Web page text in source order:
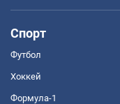
Спорт
Футбол
Хоккей
Формула-1